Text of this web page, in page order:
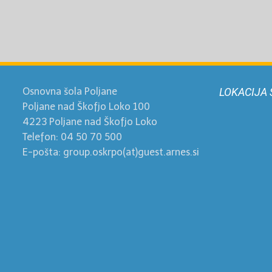
Osnovna šola Poljane
Poljane nad Škofjo Loko 100
4223 Poljane nad Škofjo Loko
Telefon: 04 50 70 500
E-pošta: group.oskrpo(at)guest.arnes.si
LOKACIJA